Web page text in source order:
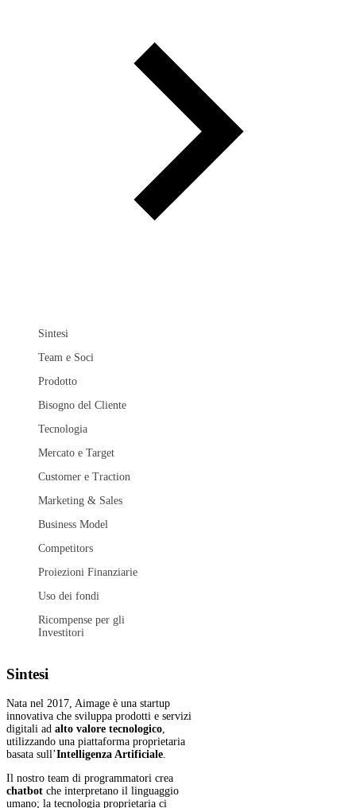
Sintesi
Team e Soci
Prodotto
Bisogno del Cliente
Tecnologia
Mercato e Target
Customer e Traction
Marketing & Sales
Business Model
Competitors
Proiezioni Finanziarie
Uso dei fondi
Ricompense per gli
Investitori
Sintesi
Nata nel 2017, Aimage è una startup
innovativa che sviluppa prodotti e servizi
digitali ad alto valore tecnologico,
utilizzando una piattaforma proprietaria
basata sull’Intelligenza Artificiale.
Il nostro team di programmatori crea
chatbot che interpretano il linguaggio
umano; la tecnologia proprietaria ci